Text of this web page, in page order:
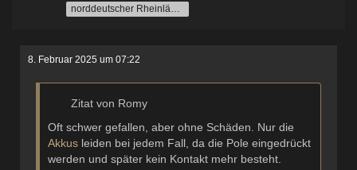
norddeutscher Rheinländer
8. Februar 2025 um 07:22
Zitat von Romy
Oft schwer gefallen, aber ohne Schäden. Nur die
Akkus leiden bei jedem Fall, da die Pole eingedrückt
werden und später kein Kontakt mehr besteht.